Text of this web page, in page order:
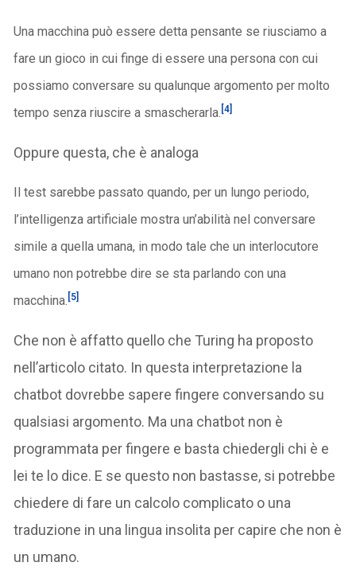
Una macchina può essere detta pensante se riusciamo a
fare un gioco in cui finge di essere una persona con cui
possiamo conversare su qualunque argomento per molto
tempo senza riuscire a smascherarla. [4]
Oppure questa, che è analoga
Il test sarebbe passato quando, per un lungo periodo,
l’intelligenza artificiale mostra un’abilità nel conversare
simile a quella umana, in modo tale che un interlocutore
umano non potrebbe dire se sta parlando con una
macchina. [5]
Che non è affatto quello che Turing ha proposto
nell’articolo citato. In questa interpretazione la
chatbot dovrebbe sapere fingere conversando su
qualsiasi argomento. Ma una chatbot non è
programmata per fingere e basta chiedergli chi è e
lei te lo dice. E se questo non bastasse, si potrebbe
chiedere di fare un calcolo complicato o una
traduzione in una lingua insolita per capire che non è
un umano.